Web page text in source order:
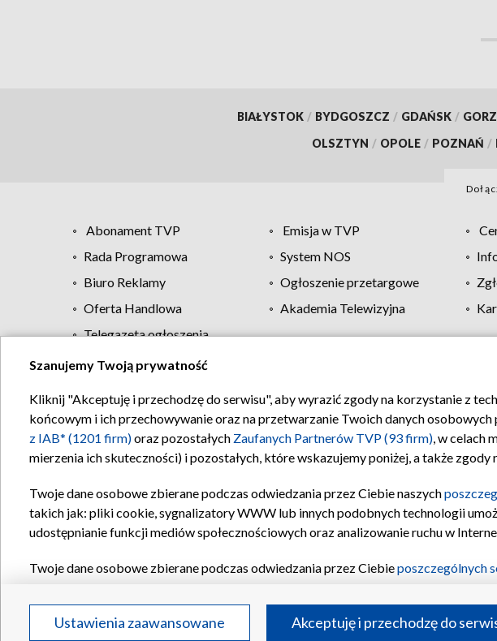
BIAŁYSTOK / BYDGOSZCZ / GDAŃSK /
OLSZTYN / OPOLE / POZNAŃ /
Abonament TVP Emisja w TVP
Rada Programowa
System NOS
Biuro Reklamy
Ogłoszenie przetargowe
Oferta Handlowa
Akademia Telewizyjna
Telegazeta ogłoszenia
Regulamin TVP Polityka prywatności
Szanujemy Twoją prywatność
Kliknij "Akceptuję i przechodzę do serwisu", aby wyrazić zgody na korzystanie z
końcowym i ich przechowywanie oraz na przetwarzanie Twoich danych
z IAB* (1201 firm)oraz pozostałych Zaufanych Partnerów TVP (93 firm), w celach
mierzenia ich skuteczności) i pozostałych, które wskazujemy poniżej, a także
Twoje dane osobowe zbierane podczas odwiedzania przez Ciebie naszych
takich jak: pliki cookie, sygnalizatory WWW lub innych podobnych technologii
udostępnianie funkcji mediów społecznościowych oraz analizowanie ruchu w
Twoje dane osobowe zbierane podczas odwiedzania przez Ciebieposzczególnych
Partnerów TVPdla realizacji następujących celów i funkcji: przechowywania
reklam, tworzenia profilu spersonalizowanych reklam, tworzenia profilu
Ustawienia zaawansowane Akceptuję i przechodzę do